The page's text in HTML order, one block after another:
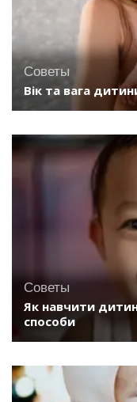
Советы
Вік та вага
Советы
Як навчити
способи